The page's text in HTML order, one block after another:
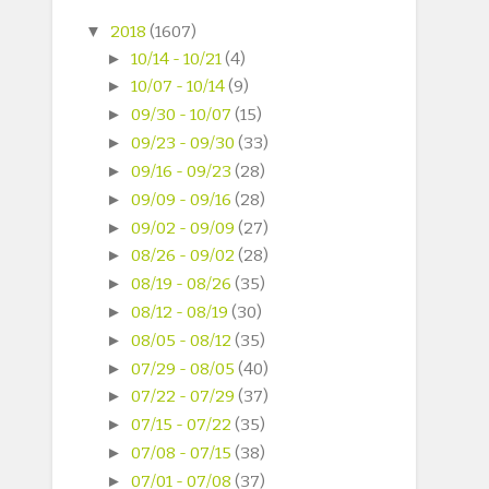
▼ 2018(1607)
► 10/14 - 10/21(4)
► 10/07 - 10/14(9)
► 09/30 - 10/07 (15)
► 09/23 - 09/30 (33)
► 09/16 - 09/23 (28)
► 09/09 - 09/16 (28)
► 09/02 - 09/09 (27)
► 08/26 - 09/02 (28)
► 08/19 - 08/26 (35)
► 08/12 - 08/19 (30)
► 08/05 - 08/12 (35)
► 07/29 - 08/05 (40)
► 07/22 - 07/29 (37)
► 07/15 - 07/22 (35)
► 07/08 - 07/15 (38)
► 07/01 - 07/08 (37)